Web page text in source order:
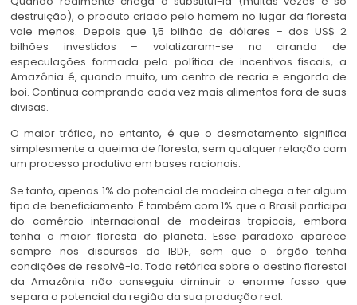
destruição), o produto criado pelo homem no lugar da floresta
vale menos. Depois que 1,5 bilhão de dólares – dos US$ 2
bilhões investidos – volatizaram-se na ciranda de
especulações formada pela política de incentivos fiscais, a
Amazônia é, quando muito, um centro de recria e engorda de
boi. Continua comprando cada vez mais alimentos fora de suas
divisas.
O maior tráfico, no entanto, é que o desmatamento significa
simplesmente a queima de floresta, sem qualquer relação com
um processo produtivo em bases racionais.
Se tanto, apenas 1% do potencial de madeira chega a ter algum
tipo de beneficiamento. É também com 1% que o Brasil participa
do comércio internacional de madeiras tropicais, embora
tenha a maior floresta do planeta. Esse paradoxo aparece
sempre nos discursos do IBDF, sem que o órgão tenha
condições de resolvê-lo. Toda retórica sobre o destino florestal
da Amazônia não conseguiu diminuir o enorme fosso que
separa o potencial da região da sua produção real.